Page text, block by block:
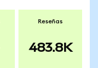
Reseñas
483.8K